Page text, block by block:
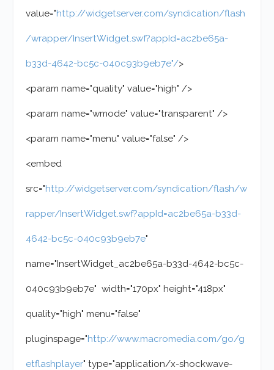
value="http://widgetserver.com/syndication/flash
/wrapper/InsertWidget.swf?appId=ac2be65a-
b33d-4642-bc5c-040c93b9eb7e"/>
<param name="quality" value="high" />
<param name="wmode" value="transparent" />
<param name="menu" value="false" />
<embed
src="http://widgetserver.com/syndication/flash/w
rapper/InsertWidget.swf?appId=ac2be65a-b33d-
4642-bc5c-040c93b9eb7e"
name="InsertWidget_ac2be65a-b33d-4642-bc5c-
040c93b9eb7e" width="170px" height="418px"
quality="high" menu="false"
pluginspage="http://www.macromedia.com/go/g
etflashplayer" type="application/x-shockwave-